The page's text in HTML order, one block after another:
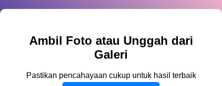
Ambil Foto atau Unggah dari
Galeri
Pastikan pencahayaan cukup untuk hasil terbaik